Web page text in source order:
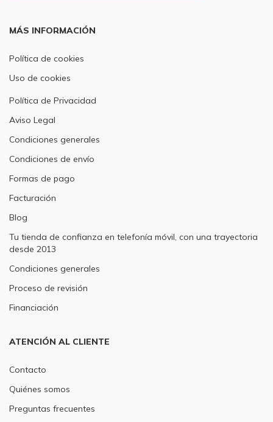
MÁS INFORMACIÓN
Política de cookies
Uso de cookies
Política de Privacidad
Aviso Legal
Condiciones generales
Condiciones de envío
Formas de pago
Facturación
Blog
Tu tienda de confianza en telefonía móvil, con una trayectoria
desde 2013
Condiciones generales
Proceso de revisión
Financiación
ATENCIÓN AL CLIENTE
Contacto
Quiénes somos
Preguntas frecuentes